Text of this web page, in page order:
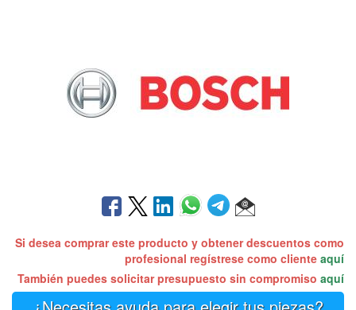
Si desea comprar este producto y obtener descuentos como
profesional regístrese como cliente aquí
También puedes solicitar presupuesto sin compromiso aquí